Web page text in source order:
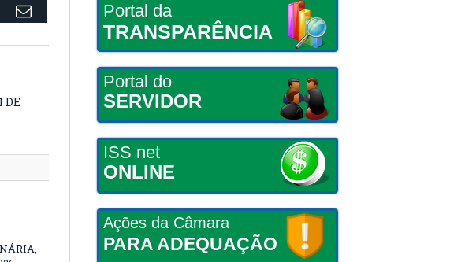
Email
DE
Portal da
TRANSPARÊNCIA
Portal do
SERVIDOR
ISS net
ONLINE
Ações da Câmara
PARA ADEQUAÇÃO